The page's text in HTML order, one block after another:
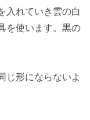
入れていき雲の白
を使います。黒の
じ形にならないよ